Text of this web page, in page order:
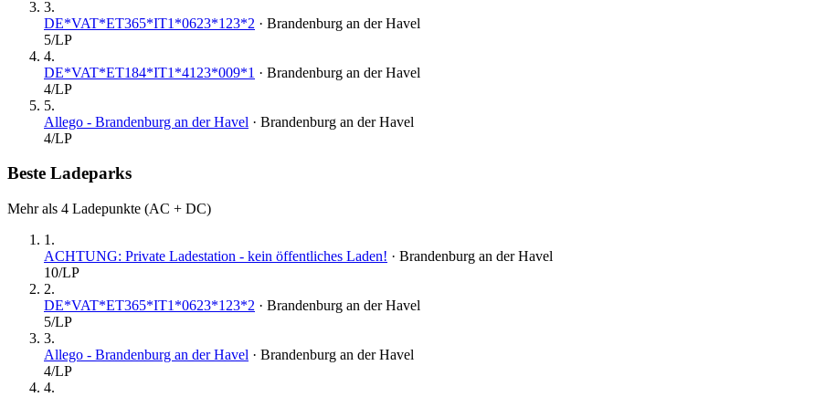
3.
DE*VAT*ET365*IT1*0623*123*2 · Brandenburg an der Havel
5/LP
4.
DE*VAT*ET184*IT1*4123*009*1 · Brandenburg an der Havel
4/LP
5.
Allego - Brandenburg an der Havel · Brandenburg an der Havel
4/LP
Beste Ladeparks
Mehr als 4 Ladepunkte (AC + DC)
1 .
ACHTUNG: Private Ladestation - kein öffentliches Laden! · Brandenburg an der Havel
10/LP
2.
DE*VAT*ET365*IT1*0623*123*2 · Brandenburg an der Havel
5/LP
3.
Allego - Brandenburg an der Havel · Brandenburg an der Havel
4/LP
4.